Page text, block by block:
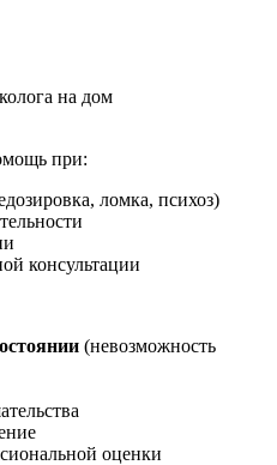
на дом
при:
ломка, психоз)
консультации
(невозможность
оценки